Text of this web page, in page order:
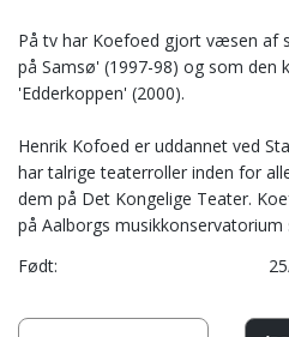
På tv har Koefoed gjort væsen af
på Samsø' (1997-98) og som den
'Edderkoppen' (2000).
Henrik Kofoed er uddannet ved
har talrige teaterroller inden for
dem på Det Kongelige Teater.
på Aalborgs musikkonservatorium
Født